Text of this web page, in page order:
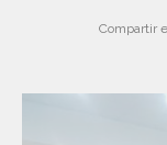
Compartir